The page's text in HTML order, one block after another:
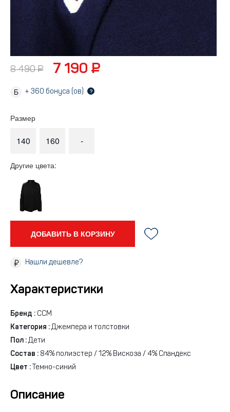
8 490 ₽ 7 190 ₽
+ 360 бонуса (ов) ?
Размер
140 160 -
Другие цвета:
ДОБАВИТЬ В КОРЗИНУ
Нашли дешевле?
Характеристики
Бренд : CCM
Категория : Джемпера и толстовки
Пол : Дети
Состав : 84% полиэстер / 12% Вискоза / 4% Спандекс
Цвет : Темно-синий
Описание